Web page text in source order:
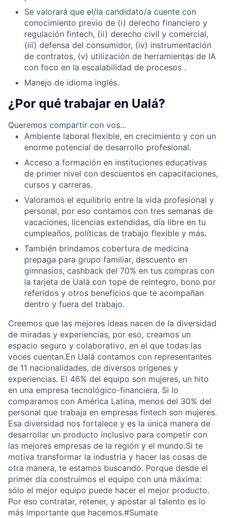
Se valorará que el/la candidato/a cuente con
conocimiento previo de (i) derecho financiero y
regulación fintech, (ii) derecho civil y comercial,
(iii) defensa del consumidor, (iv) instrumentación
de contratos, (v) utilización de herramientas de IA
con foco en la escalabilidad de procesos .
Manejo de idioma inglés.
¿Por qué trabajar en Ualá?
Queremos compartir con vos...
Ambiente laboral flexible, en crecimiento y con un
enorme potencial de desarrollo profesional.
Acceso a formación en instituciones educativas
de primer nivel con descuentos en capacitaciones,
cursos y carreras.
Valoramos el equilibrio entre la vida profesional y
personal, por eso contamos con tres semanas de
vacaciones, licencias extendidas, día libre en tu
cumpleaños, políticas de trabajo flexible y más.
También brindamos cobertura de medicina
prepaga para grupo familiar, descuento en
gimnasios, cashback del 70% en tus compras con
la tarjeta de Ualá con tope de reintegro, bono por
referidos y otros beneficios que te acompañan
dentro y fuera del trabajo.
Creemos que las mejores ideas nacen de la diversidad
de miradas y experiencias, por eso, creamos un
espacio seguro y colaborativo, en el que todas las
voces cuentan.En Ualá contamos con representantes
de 11 nacionalidades, de diversos orígenes y
experiencias. El 46% del equipo son mujeres, un hito
en una empresa tecnológico-financiera. Si lo
comparamos con América Latina, menos del 30% del
personal que trabaja en empresas fintech son mujeres.
Esa diversidad nos fortalece y es la única manera de
desarrollar un producto inclusivo para competir con
las mejores empresas de la región y el mundo.Si te
motiva transformar la industria y hacer las cosas de
otra manera, te estamos buscando. Porque desde el
primer día construímos el equipo con una máxima:
sólo el mejor equipo puede hacer el mejor producto.
Por eso contratar, retener, y apostar al talento es lo
más importante que hacemos.#Sumate